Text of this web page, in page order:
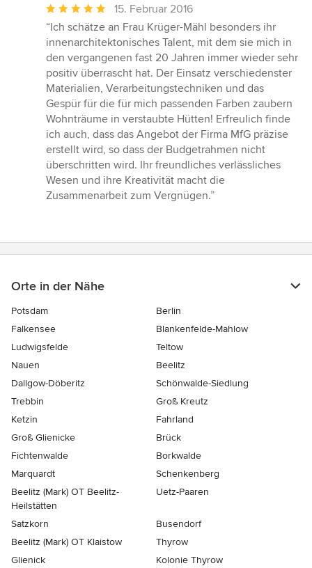
Durchschnittliche
Bewertung:
5
von
5
Sternen
15. Februar 2016
“Ich schätze an Frau Krüger-Mähl besonders ihr
innenarchitektonisches Talent, mit dem sie mich in
den vergangenen fast 20 Jahren immer wieder sehr
positiv überrascht hat. Der Einsatz verschiedenster
Materialien, Verarbeitungstechniken und das
Gespür für die für mich passenden Farben zaubern
Wohnträume in verstaubte Hütten! Erfreulich finde
ich auch, dass das Angebot der Firma MfG präzise
erstellt wird, so dass der Budgetrahmen nicht
überschritten wird. Ihr freundliches verlässliches
Wesen und ihre Kreativität macht die
Zusammenarbeit zum Vergnügen.”
Orte in der Nähe
Potsdam
Berlin
Falkensee
Blankenfelde-Mahlow
Ludwigsfelde
Teltow
Nauen
Beelitz
Dallgow-Döberitz
Schönwalde-Siedlung
Trebbin
Groß Kreutz
Ketzin
Fahrland
Groß Glienicke
Brück
Fichtenwalde
Borkwalde
Marquardt
Schenkenberg
Beelitz (Mark) OT Beelitz-
Heilstätten
Uetz-Paaren
Satzkorn
Busendorf
Beelitz (Mark) OT Klaistow
Thyrow
Glienick
Kolonie Thyrow